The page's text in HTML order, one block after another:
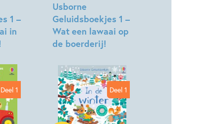
1 –
in
Usborne
Geluidsboekjes 1 –
Wat een lawaai op
de boerderij!
Deel 1 Deel 1